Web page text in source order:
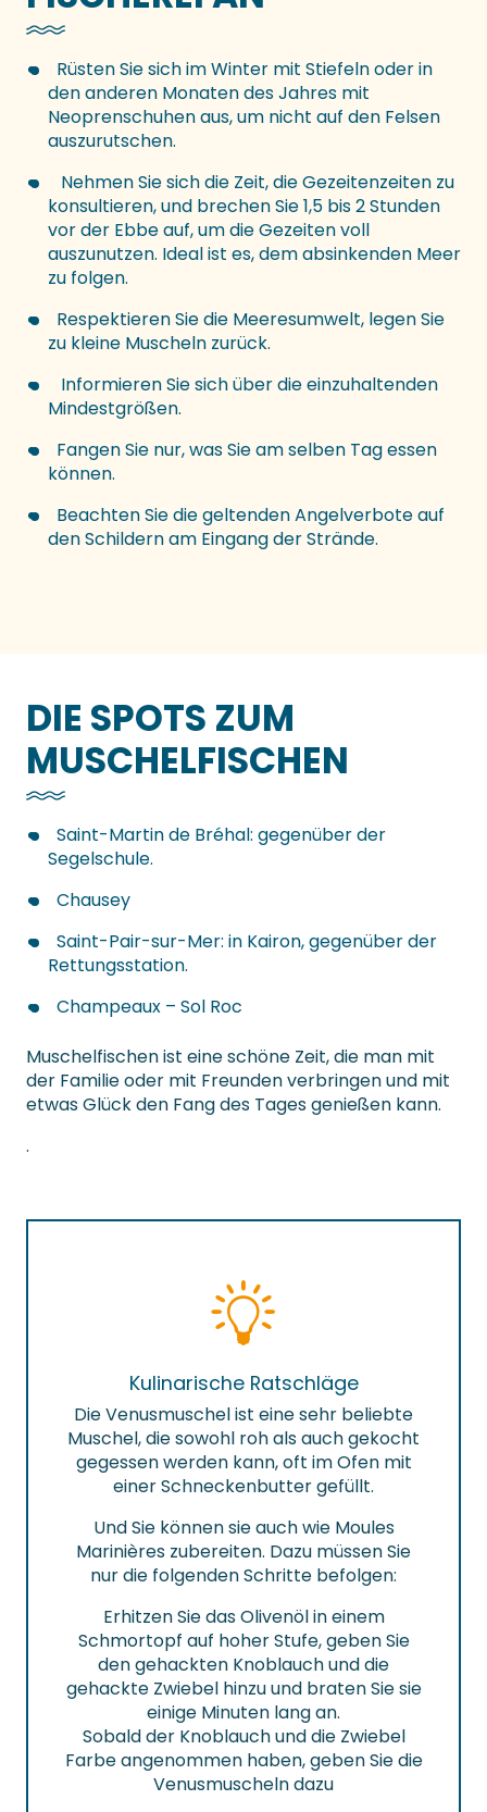
Rüsten Sie sich im Winter mit Stiefeln oder in
den anderen Monaten des Jahres mit
Neoprenschuhen aus, um nicht auf den Felsen
auszurutschen.
Nehmen Sie sich die Zeit, die Gezeitenzeiten zu
konsultieren, und brechen Sie 1,5 bis 2 Stunden
vor der Ebbe auf, um die Gezeiten voll
auszunutzen. Ideal ist es, dem absinkenden Meer
zu folgen.
Respektieren Sie die Meeresumwelt, legen Sie
zu kleine Muscheln zurück.
Informieren Sie sich über die einzuhaltenden
Mindestgrößen.
Fangen Sie nur, was Sie am selben Tag essen
können.
Beachten Sie die geltenden Angelverbote auf
den Schildern am Eingang der Strände.
DIE SPOTS ZUM
MUSCHELFISCHEN
Saint-Martin de Bréhal: gegenüber der
Segelschule.
Chausey
Saint-Pair-sur-Mer: in Kairon, gegenüber der
Rettungsstation.
Champeaux – Sol Roc
Muschelfischen ist eine schöne Zeit, die man mit
der Familie oder mit Freunden verbringen und mit
etwas Glück den Fang des Tages genießen kann.
.
Kulinarische Ratschläge
Die Venusmuschel ist eine sehr beliebte
Muschel, die sowohl roh als auch gekocht
gegessen werden kann, oft im Ofen mit
einer Schneckenbutter gefüllt.
Und Sie können sie auch wie Moules
Marinières zubereiten. Dazu müssen Sie
nur die folgenden Schritte befolgen:
Erhitzen Sie das Olivenöl in einem
Schmortopf auf hoher Stufe, geben Sie
den gehackten Knoblauch und die
gehackte Zwiebel hinzu und braten Sie sie
einige Minuten lang an.
Sobald der Knoblauch und die Zwiebel
Farbe angenommen haben, geben Sie die
Venusmuscheln dazu